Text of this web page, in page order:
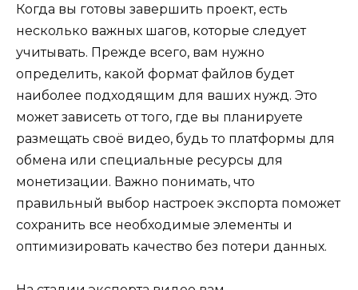
Когда вы готовы завершить проект, есть
несколько важных шагов, которые следует
учитывать. Прежде всего, вам нужно
определить, какой формат файлов будет
наиболее подходящим для ваших нужд. Это
может зависеть от того, где вы планируете
размещать своё видео, будь то платформы для
обмена или специальные ресурсы для
монетизации. Важно понимать, что
правильный выбор настроек экспорта поможет
сохранить все необходимые элементы и
оптимизировать качество без потери данных.